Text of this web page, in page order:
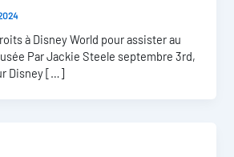
à Disney World pour assister au
Par Jackie Steele septembre 3rd,
Disney […]